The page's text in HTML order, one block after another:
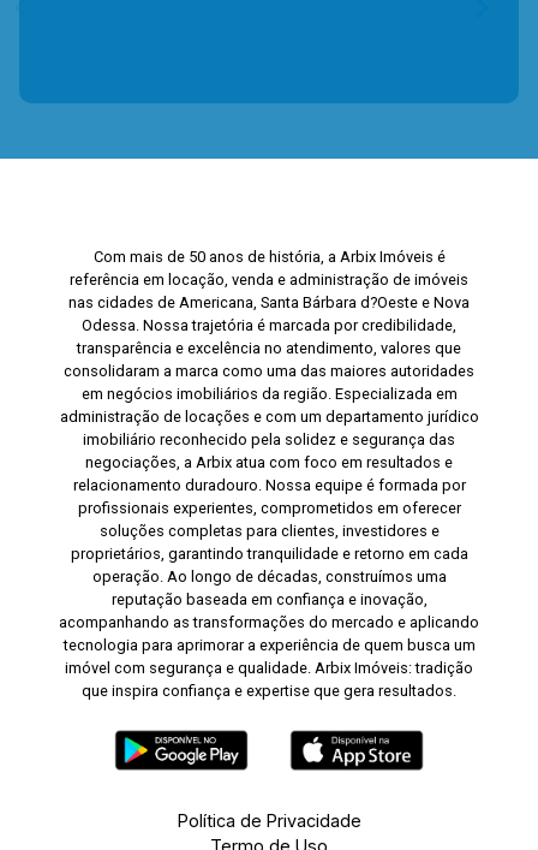
Com mais de 50 anos de história, a Arbix Imóveis é
referência em locação, venda e administração de imóveis
nas cidades de Americana, Santa Bárbara d?Oeste e Nova
Odessa. Nossa trajetória é marcada por credibilidade,
transparência e excelência no atendimento, valores que
consolidaram a marca como uma das maiores autoridades
em negócios imobiliários da região. Especializada em
administração de locações e com um departamento jurídico
imobiliário reconhecido pela solidez e segurança das
negociações, a Arbix atua com foco em resultados e
relacionamento duradouro. Nossa equipe é formada por
profissionais experientes, comprometidos em oferecer
soluções completas para clientes, investidores e
proprietários, garantindo tranquilidade e retorno em cada
operação. Ao longo de décadas, construímos uma
reputação baseada em confiança e inovação,
acompanhando as transformações do mercado e aplicando
tecnologia para aprimorar a experiência de quem busca um
imóvel com segurança e qualidade. Arbix Imóveis: tradição
que inspira confiança e expertise que gera resultados.
Política de Privacidade